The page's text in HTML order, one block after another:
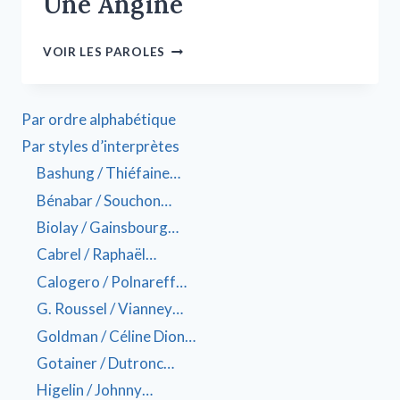
VOIR LES PAROLES
Par ordre alphabétique
Par styles d’interprètes
Bashung / Thiéfaine…
Bénabar / Souchon…
Biolay / Gainsbourg…
Cabrel / Raphaël…
Calogero / Polnareff…
G. Roussel / Vianney…
Goldman / Céline Dion…
Gotainer / Dutronc…
Higelin / Johnny…